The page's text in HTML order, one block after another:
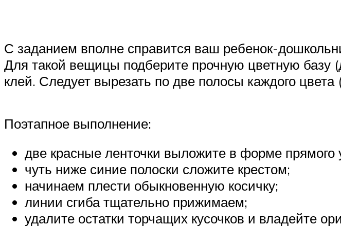
С заданием вполне справится ваш ребенок-
Для такой вещицы подберите прочную цветную базу
клей. Следует вырезать по две полосы каждого
Поэтапное выполнение:
две красные ленточки выложите в форме прямого
чуть ниже синие полоски сложите крестом;
начинаем плести обыкновенную косичку;
линии сгиба тщательно прижимаем;
удалите остатки торчащих кусочков и владейте